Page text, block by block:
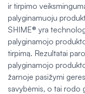
ir tirpimo
palyginamuoju
SHIME® yra
palyginamojo
tirpimą. Rezultatai
palyginamojo
žarnoje pasižymi
savybėmis, o tai rodo